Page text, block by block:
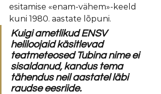
esitamise «enam-vähem»-keeld
kuni 1980. aastate lõpuni.
Kuigi ametlikud ENSV
heliloojaid käsitlevad
teatmeteosed Tubina nime ei
sisaldanud, kandus tema
tähendus neil aastatel läbi
raudse eesriide.